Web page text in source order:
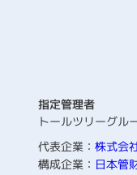
指定管理者
トールツリーグル
代表企業： 株式会
構成企業： 日本管